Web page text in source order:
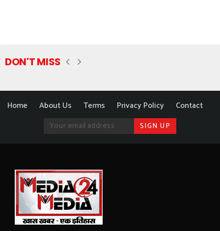
DON'T MISS
Home About Us Terms Privacy Policy Contact